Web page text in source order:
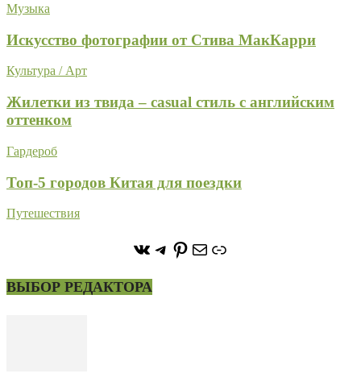
Музыка
Искусство фотографии от Стива МакКарри
Культура / Арт
Жилетки из твида – casual стиль с английским
оттенком
Гардероб
Топ-5 городов Китая для поездки
Путешествия
https://vk.com/
https://t.me/stoneforest
https://
ПочтаСсылка
ВЫБОР РЕДАКТОРА